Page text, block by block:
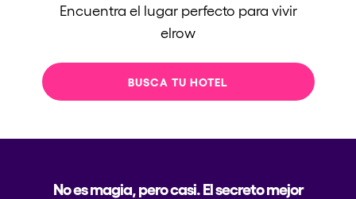
Encuentra el lugar perfecto para vivir
elrow
BUSCA TU HOTEL
No es magia, pero casi. El secreto mejor